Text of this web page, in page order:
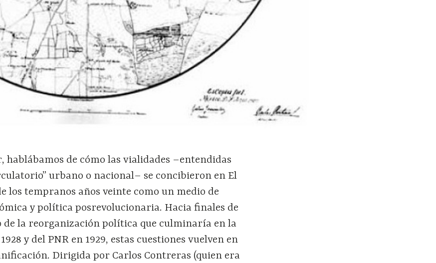
hablábamos de cómo las vialidades –entendidas
urbano o nacional– se concibieron en El
los tempranos años veinte como un medio de
y política posrevolucionaria. Hacia finales de
de la reorganización política que culminaría en la
y del PNR en 1929, estas cuestiones vuelven en
Dirigida por Carlos Contreras (quien era